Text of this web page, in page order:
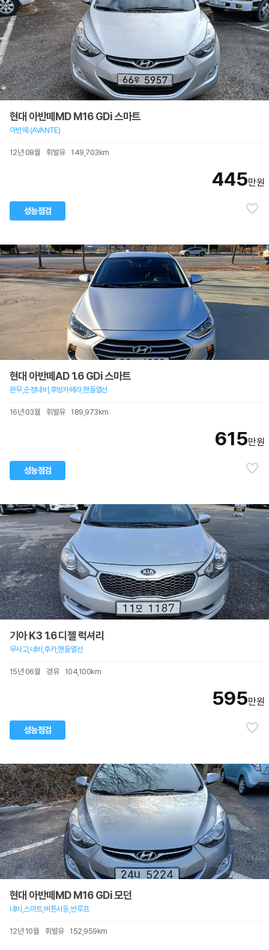
현대 아반떼MD M16 GDi 스마트
아반떼 (AVANTE)
12년 08월 휘발유 149,703km
성능점검
445만원
현대 아반떼AD 1.6 GDi 스마트
완무,순정네비,후방카메라,핸들열선
16년 03월 휘발유 189,973km
성능점검
615만원
기아 K3 1.6 디젤 럭셔리
무사고,네비,후카,핸들열선
15년 06월 경유 104,100km
성능점검
595만원
현대 아반떼MD M16 GDi 모던
네비,스마트,버튼시동,썬루프
12년 10월 휘발유 152,959km